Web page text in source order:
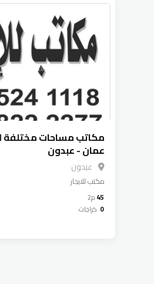
مكاتب مساحات مختلفة
عمان - عبدون
عبدون
مكتبللايجار
45م2
0 كراجات